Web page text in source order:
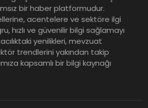
Tehditler ve Kurumsal
Dayanıklılık
Sigorta Mobil İzmir Bölge
Müdürlüğü Faaliyete Başladı
bir haber platformudur.
acentelere ve sektöre ilgi
hızlı ve güvenilir bilgi sağlamayı
yenilikleri, mevzuat
trendlerini yakından takip
kapsamlı bir bilgi kaynağı